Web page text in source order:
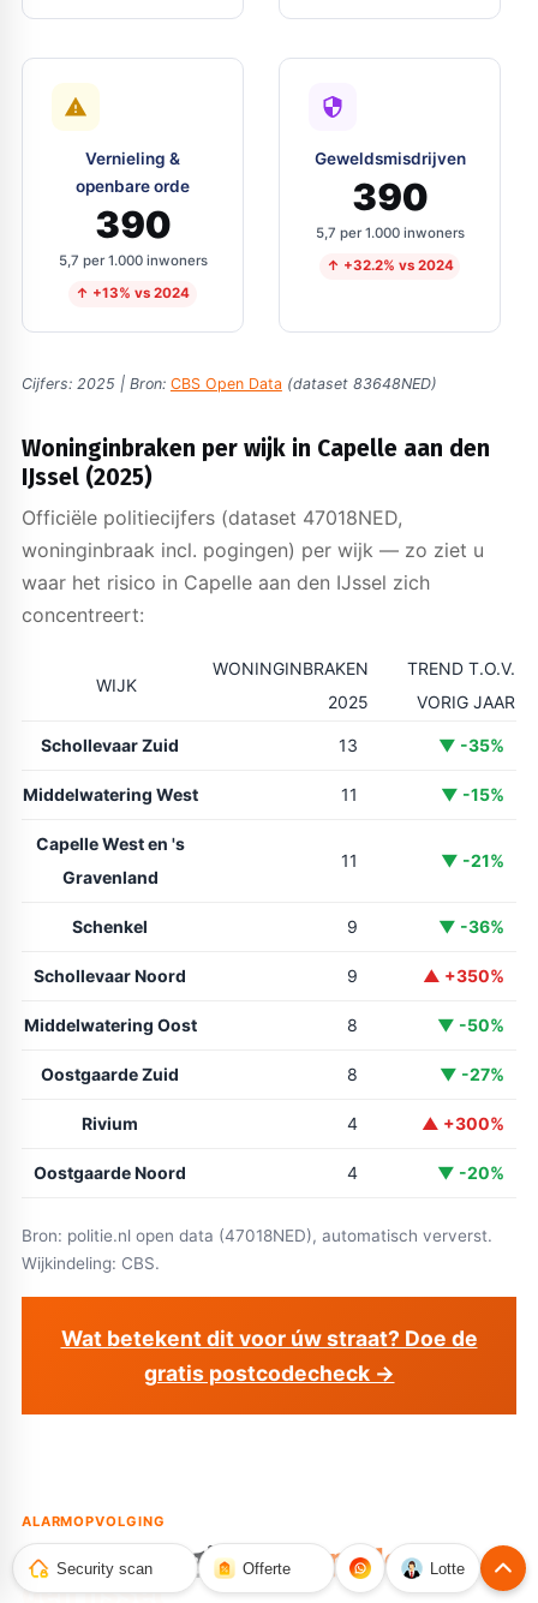
Vernieling &
openbare orde
390
5,7 per 1.000 inwoners
↑ +13% vs 2024
Geweldsmisdrijven
390
5,7 per 1.000 inwoners
↑ +32.2% vs 2024
Cijfers: 2025 | Bron: CBS Open Data (dataset 83648NED)
Woninginbraken per wijk in Capelle aan den
IJssel (2025)
Officiële politiecijfers (dataset 47018NED,
woninginbraak incl. pogingen) per wijk — zo ziet u
waar het risico in Capelle aan den IJssel zich
concentreert:
WIJK
WONINGINBRAKEN
2025
TREND T.O.V.
VORIG JAAR
Schollevaar Zuid 13 ▼ -35%
Middelwatering West 11 ▼ -15%
Capelle West en 's
Gravenland
11 ▼ -21%
Schenkel 9 ▼ -36%
Schollevaar Noord 9 ▲ +350%
Middelwatering Oost 8 ▼ -50%
Oostgaarde Zuid 8 ▼ -27%
Rivium 4 ▲ +300%
Oostgaarde Noord 4 ▼ -20%
Bron: politie.nl open data (47018NED), automatisch ververst.
Wijkindeling: CBS.
Wat betekent dit voor úw straat? Doe de
gratis postcodecheck →
ALARMOPVOLGING
Alarmopvolging in Capelle aan
den IJssel
Security scan Offerte Lotte